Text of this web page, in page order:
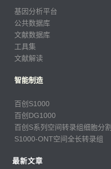
基因分析平台
公共数据库
文献数据库
工具集
文献解读
智能制造
百创S1000
百创DG1000
百创S系列空间转录组细胞分割
S1000-ONT空间全长转录组
最新文章